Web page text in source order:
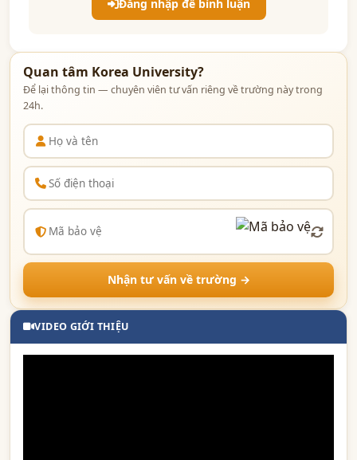
Đăng nhập để bình luận
Quan tâm Korea University?
Để lại thông tin — chuyên viên tư vấn riêng về trường này trong
24h.
Nhận tư vấn về trường →
VIDEO GIỚI THIỆU